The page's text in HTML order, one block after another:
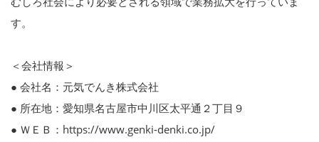
す。
＜会社情報＞
● 会社名：元気でんき株式会社
● 所在地：愛知県名古屋市中川区太平通２丁目９
● ＷＥＢ：https://www.genki-denki.co.jp/